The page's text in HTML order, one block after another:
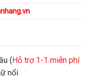
(Hỗ trợ 1-1 miễn phí
nổi